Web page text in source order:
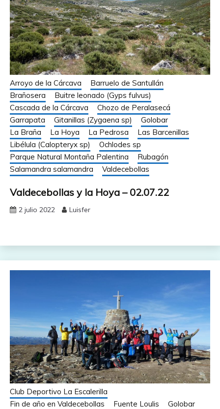
Arroyo de la Cárcava
Barruelo de Santullán
Brañosera
Buitre leonado (Gyps fulvus)
Cascada de la Cárcava
Chozo de Peralasecá
Garrapata
Gitanillas (Zygaena sp)
Golobar
La Braña
La Hoya La Pedrosa
Las Barcenillas
Libélula (Calopteryx sp)
Ochlodes sp
Parque Natural Montaña Palentina
Rubagón
Salamandra salamandra
Valdecebollas
Valdecebollas y la Hoya – 02.07.22
2 julio 2022 Luisfer
Club Deportivo La Escalerilla
Fin de año en Valdecebollas
Fuente Loulis
Golobar